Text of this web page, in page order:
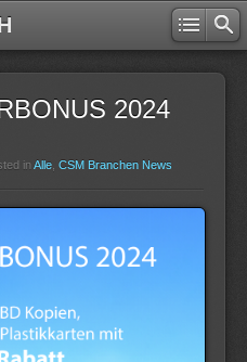
2024
in Alle CSM Branchen News